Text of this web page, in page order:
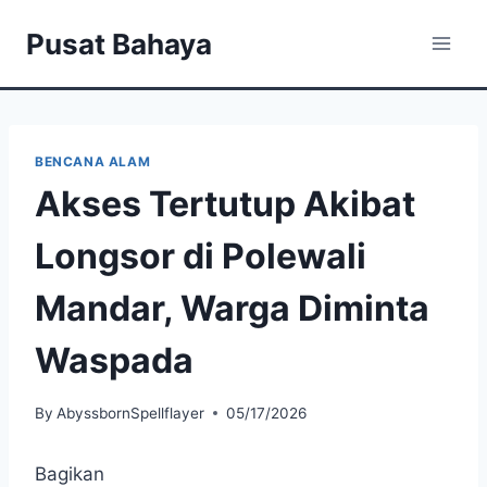
Pusat Bahaya
BENCANA ALAM
Akses Tertutup Akibat
Longsor di Polewali
Mandar, Warga Diminta
Waspada
By AbyssbornSpellflayer 05/17/2026
Bagikan